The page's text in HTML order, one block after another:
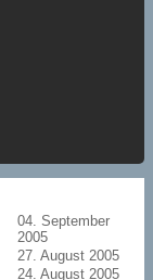
04. September
2005
27. August 2005
24. August 2005